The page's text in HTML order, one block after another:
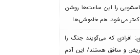
را این ساعت‌ها روشن
می‌شود، هم خاموشی‌ها
افرادی که می‌گویند جنگ را
و منافق هستند/ این آدم